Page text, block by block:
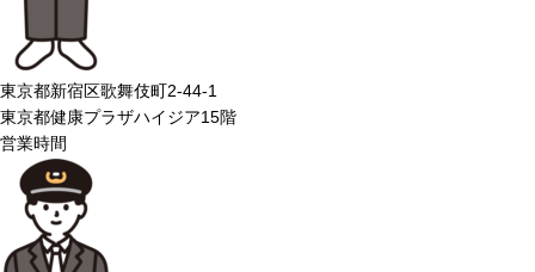
東京都新宿区歌舞伎町2-44-1
東京都健康プラザハイジア15階
営業時間